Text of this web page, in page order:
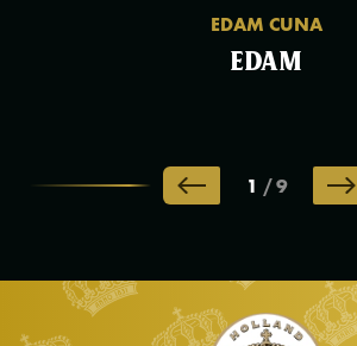
EDAM CUNA
EDAM
1 / 9